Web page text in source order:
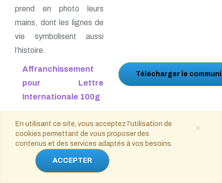
prend en photo leurs
mains, dont les lignes de
vie symbolisent aussi
l’histoire.
Affranchissement
pour Lettre
Internationale 100g
Télécharger le
Jules Rimet - 1873-
1956
×
En utilisant ce site, vous acceptez l'utilisation de
cookies permettant de vous proposer des
contenus et des services adaptés à vos besoins.
ACCEPTER